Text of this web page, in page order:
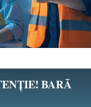
BARĂ